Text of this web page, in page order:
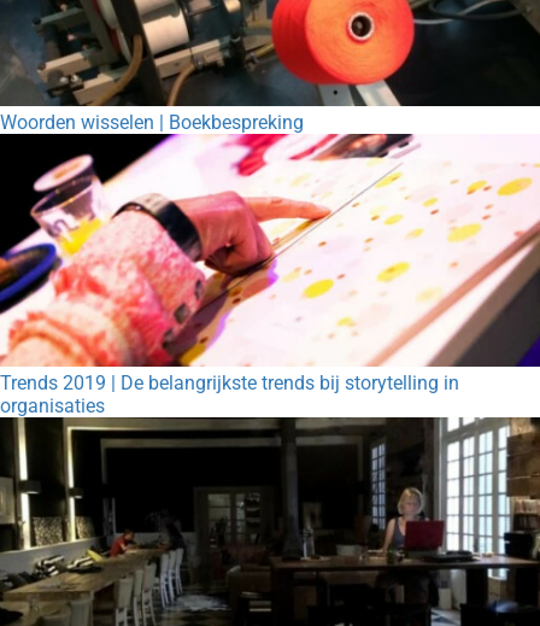
Woorden wisselen | Boekbespreking
Trends 2019 | De belangrijkste trends bij storytelling in
organisaties